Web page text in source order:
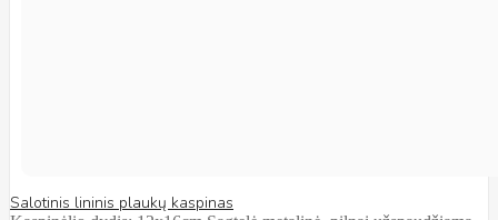
Salotinis lininis plaukų kaspinas